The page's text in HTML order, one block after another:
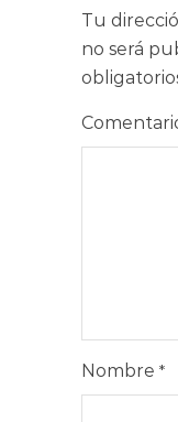
Tu
no será
Nombre *